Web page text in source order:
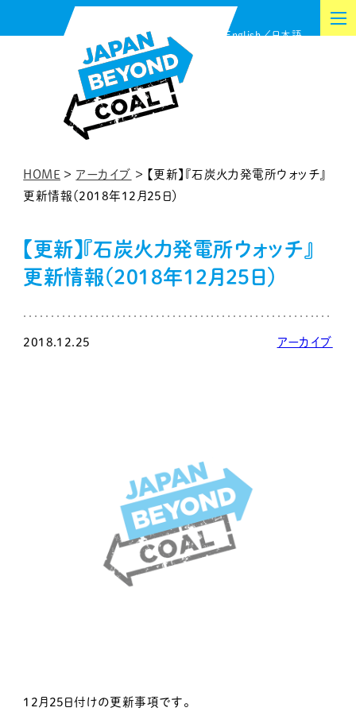
容
English 日本語
HOME > アーカイブ > 【更新】『石炭火力発電所ウォッチ』
更新情報（2018年12月25日）
【更新】『石炭火力発電所ウォッチ』
更新情報（2018年12月25日）
2018.12.25 アーカイブ
12月25日付けの更新事項です。